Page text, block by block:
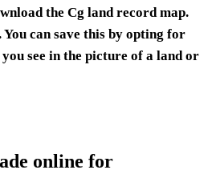
the Cg land record map.
can save this by opting for
you see in the picture of a land or
online for